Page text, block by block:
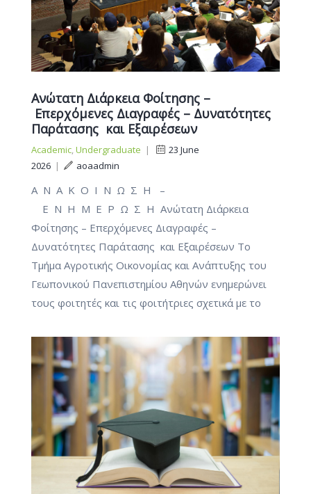
Ανώτατη Διάρκεια Φοίτησης –
Επερχόμενες Διαγραφές – Δυνατότητες
Παράτασης και Εξαιρέσεων
Academic Undergraduate |
23 June
2026 | aoaadmin
Α Ν Α Κ Ο Ι Ν Ω Σ Η –
Ε Ν Η Μ Ε Ρ Ω Σ Η Ανώτατη Διάρκεια
Φοίτησης – Επερχόμενες Διαγραφές –
Δυνατότητες Παράτασης και Εξαιρέσεων Το
Τμήμα Αγροτικής Οικονομίας και Ανάπτυξης του
Γεωπονικού Πανεπιστημίου Αθηνών ενημερώνει
τους φοιτητές και τις φοιτήτριες σχετικά με το